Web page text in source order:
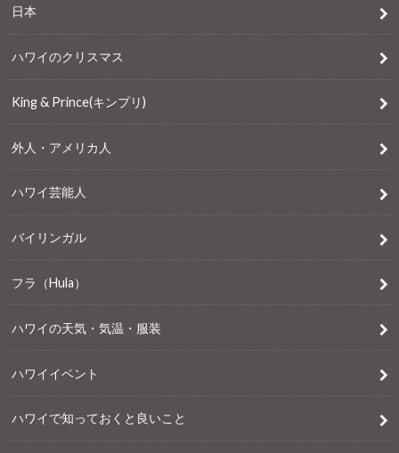
日本
ハワイのクリスマス
King & Prince(キンプリ)
外人・アメリカ人
ハワイ芸能人
バイリンガル
フラ（Hula）
ハワイの天気・気温・服装
ハワイイベント
ハワイで知っておくと良いこと